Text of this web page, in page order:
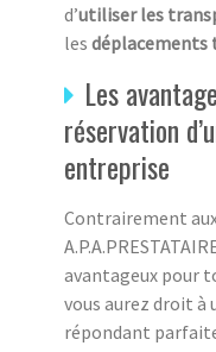
d’utiliser les
les déplacements
Les
réservation
entreprise
Contrairement
avantageux pour
vous aurez droit à
répondant